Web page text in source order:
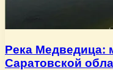
Река Медведица:
Саратовской